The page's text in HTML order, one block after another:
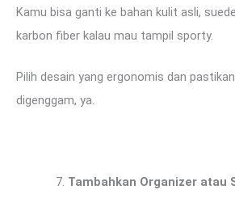
Kamu bisa ganti ke bahan kulit asli,
karbon fiber kalau mau tampil sporty.
Pilih desain yang ergonomis dan
digenggam, ya.
Tambahkan Organizer atau